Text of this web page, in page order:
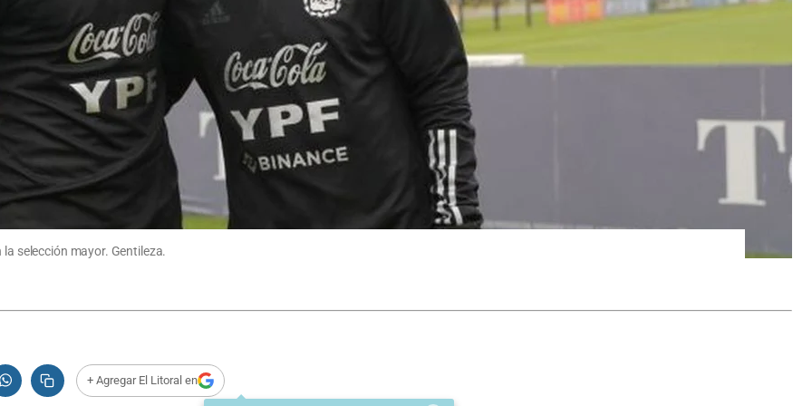
selección mayor. Gentileza.
+ Agregar El Litoral en